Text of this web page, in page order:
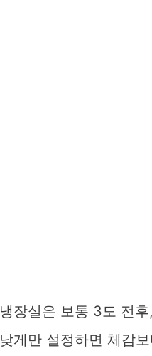
냉장실은 보통 3도 전
낮게만 설정하면 체감